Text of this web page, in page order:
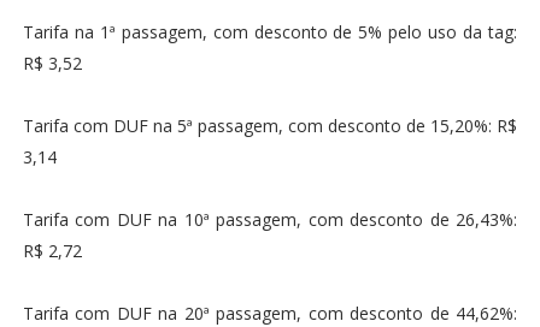
Tarifa na 1ª passagem, com desconto de 5% pelo uso da tag:
R$ 3,52
Tarifa com DUF na 5ª passagem, com desconto de 15,20%: R$
3,14
Tarifa com DUF na 10ª passagem, com desconto de 26,43%:
R$ 2,72
Tarifa com DUF na 20ª passagem, com desconto de 44,62%: